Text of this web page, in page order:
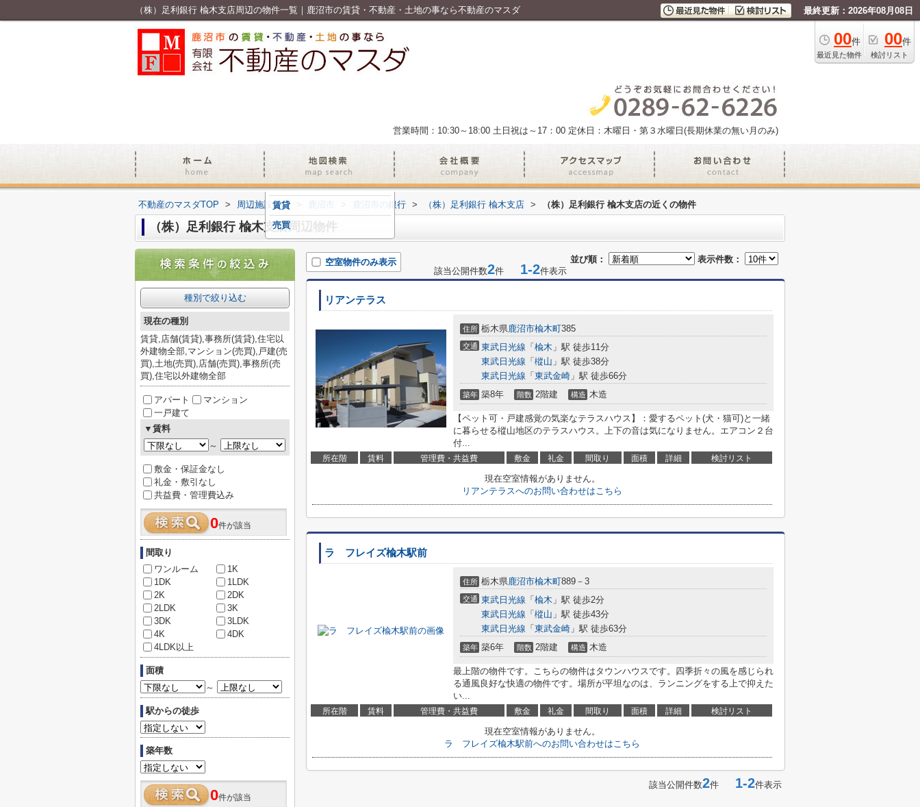
（株）足利銀行 楡木支店周辺の物件一覧｜鹿沼市の賃貸・不動産・土地の事なら不動産のマスダ 最終更新：2026年08月08日
00件
最近見た物件
00件
検討リスト
営業時間：10:30～18:00 土日祝は～17：00 定休日：木曜日・第３水曜日(長期休業の無い月のみ)
賃貸
売買
不動産のマスダTOP > 周辺施設案内 鹿沼市 鹿沼市の銀行 > （株）足利銀行 楡木支店 > （株）足利銀行 楡木支店の近くの物件
（株）足利銀行 楡木支店周辺物件
並び順： 表示件数：
空室物件のみ表示
該当公開件数2件 1-2件表示
リアンテラス
住所 栃木県鹿沼市楡木町385
交通 東武日光線 「 楡木 」駅 徒歩11分
東武日光線 「 樅山 」駅 徒歩38分
東武日光線 「 東武金崎 」駅 徒歩66分
築年 築8年 階数 2階建 構造 木造
【ペット可・戸建感覚の気楽なテラスハウス】：愛するペット(犬・猫可)と一緒
に暮らせる樅山地区のテラスハウス。上下の音は気になりません。エアコン２台
付...
所在階 賃料 管理費・共益費 敷金 礼金 間取り 面積 詳細 検討リスト
現在空室情報がありません。
リアンテラスへのお問い合わせはこちら
ラ フレイズ楡木駅前
住所 栃木県鹿沼市楡木町889－3
交通 東武日光線 「 楡木 」駅 徒歩2分
東武日光線 「 樅山 」駅 徒歩43分
東武日光線 「 東武金崎 」駅 徒歩63分
築年 築6年 階数 2階建 構造 木造
最上階の物件です。こちらの物件はタウンハウスです。四季折々の風を感じられ
る通風良好な快適の物件です。場所が平坦なのは、ランニングをする上で抑えた
い...
所在階 賃料 管理費・共益費 敷金 礼金 間取り 面積 詳細 検討リスト
現在空室情報がありません。
ラ フレイズ楡木駅前へのお問い合わせはこちら
該当公開件数2件 1-2件表示
種別で絞り込む
現在の種別
賃貸,店舗(賃貸),事務所(賃貸),住宅以
外建物全部,マンション(売買),戸建(売
買),土地(売買),店舗(売買),事務所(売
買),住宅以外建物全部
アパート
マンション
一戸建て
▼賃料
～
敷金・保証金なし
礼金・敷引なし
共益費・管理費込み
0件が該当
間取り
ワンルーム
1K
1DK
1LDK
2K
2DK
2LDK
3K
3DK
3LDK
4K
4DK
4LDK以上
面積
～
駅からの徒歩
築年数
0件が該当